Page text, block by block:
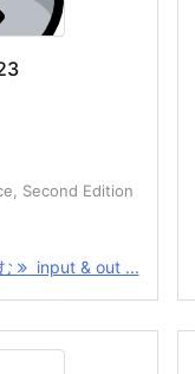
Second Edition
input & out ...